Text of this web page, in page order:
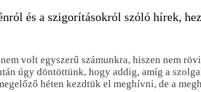
és a szigorításokról szóló hírek,
volt egyszerű számunkra, hiszen nem
úgy döntöttünk, hogy addig, amíg a
héten kezdtük el meghívni, de a